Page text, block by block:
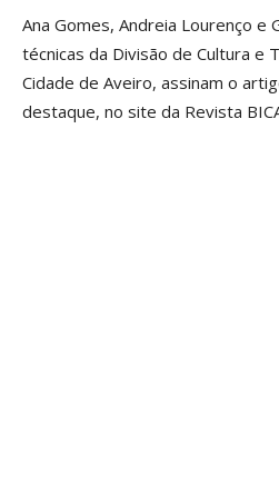
Ana Gomes, Andreia Lourenço e
técnicas da Divisão de Cultura e
Cidade de Aveiro, assinam o
destaque, no site da Revista